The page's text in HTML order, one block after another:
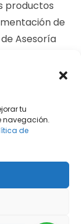
tu
navegación.
de
productos
de
Asesoría
Nos
y en la
y Medios
de
Calidad y
en una
Trayectoria